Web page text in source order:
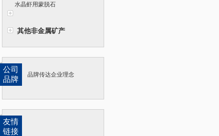
水晶虾用蒙脱石
其他非金属矿产
公司
品牌
品牌传达企业理念
友情
链接